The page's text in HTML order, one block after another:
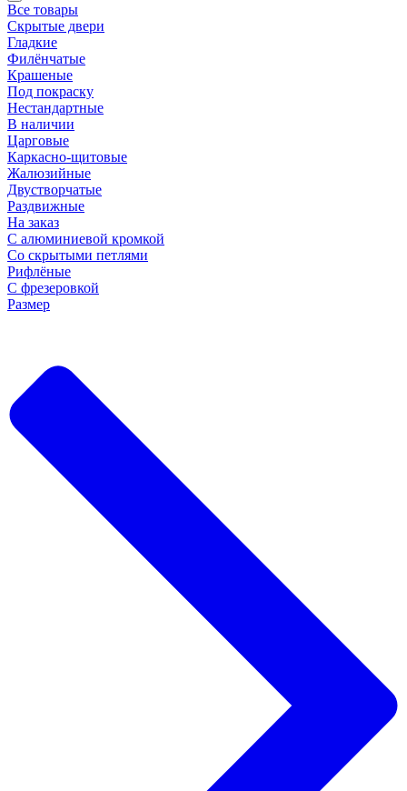
Все товары
Скрытые двери
Гладкие
Филёнчатые
Крашеные
Под покраску
Нестандартные
В наличии
Царговые
Каркасно-щитовые
Жалюзийные
Двустворчатые
Раздвижные
На заказ
С алюминиевой кромкой
Со скрытыми петлями
Рифлёные
С фрезеровкой
Размер